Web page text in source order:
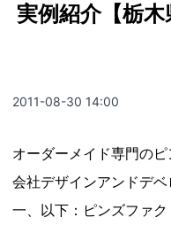
実例紹介【栃
2011-08-30 14:00
オーダーメイド専門の
会社デザインアンドデ
一、以下：ピンズファ